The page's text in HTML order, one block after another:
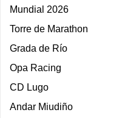
Mundial 2026
Torre de Marathon
Grada de Río
Opa Racing
CD Lugo
Andar Miudiño